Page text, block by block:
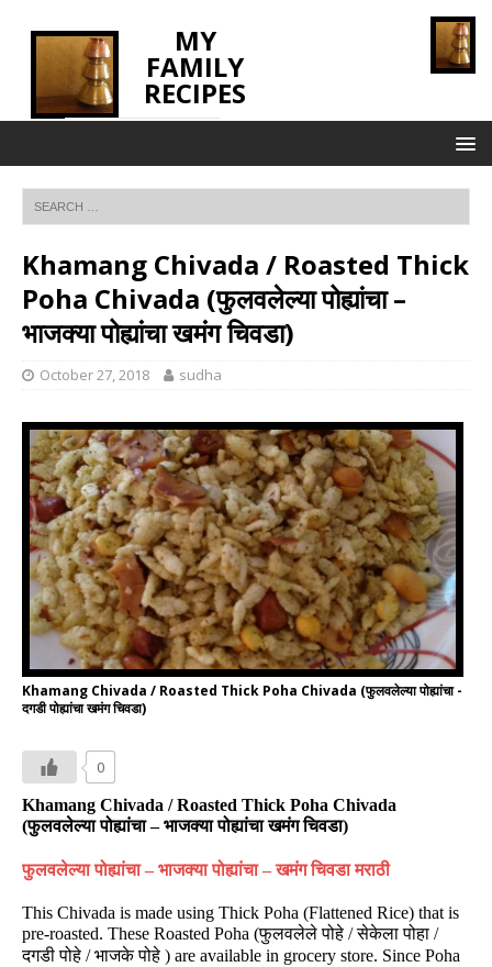
MY
FAMILY
RECIPES
Khamang Chivada / Roasted Thick
Poha Chivada (फुलवलेल्या पोह्यांचा –
भाजक्या पोह्यांचा खमंग चिवडा)
October 27, 2018 sudha
Khamang Chivada / Roasted Thick Poha Chivada (फुलवलेल्या पोह्यांचा -
दगडी पोह्यांचा खमंग चिवडा)
0
Khamang Chivada / Roasted Thick Poha Chivada
(फुलवलेल्या पोह्यांचा –भाजक्या पोह्यांचाखमंग चिवडा)
फुलवलेल्या पोह्यांचा – भाजक्या पोह्यांचा–खमंग चिवडा मराठी
This Chivada is made using Thick Poha (Flattened Rice) that is
pre-roasted. These Roasted Poha (फुलवलेले पोहे /सेकेला पोहा /
दगडी पोहे /भाजके पोहे ) are available in grocery store. Since Poha